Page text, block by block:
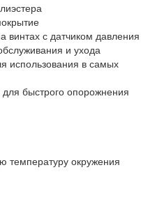
винтах с датчиком давления
и ухода
использования в самых
быстрого опорожнения
температуру окружения